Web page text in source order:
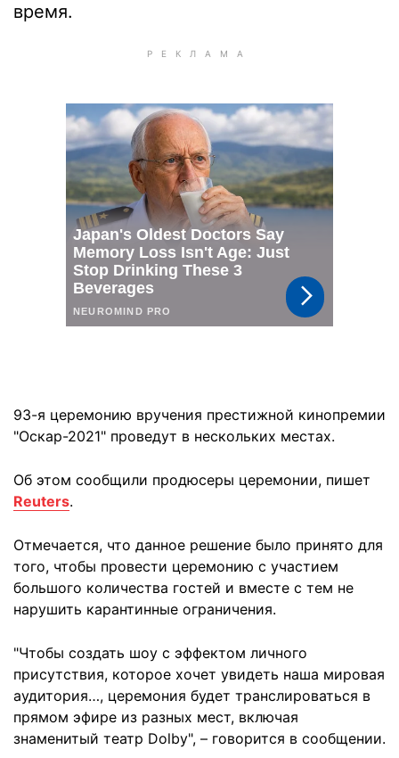
время.
93-я церемонию вручения престижной кинопремии
"Оскар-2021" проведут в нескольких местах.
Об этом сообщили продюсеры церемонии, пишет
Reuters.
Отмечается, что данное решение было принято для
того, чтобы провести церемонию с участием
большого количества гостей и вместе с тем не
нарушить карантинные ограничения.
"Чтобы создать шоу с эффектом личного
присутствия, которое хочет увидеть наша мировая
аудитория…, церемония будет транслироваться в
прямом эфире из разных мест, включая
знаменитый театр Dolby", – говорится в сообщении.